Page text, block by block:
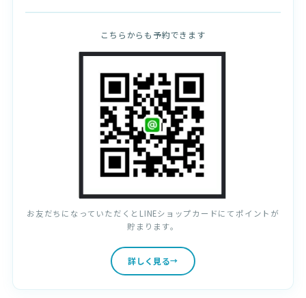
こちらからも予約できます
お友だちになっていただくとLINEショップカードにてポイントが
貯まります。
詳しく見る